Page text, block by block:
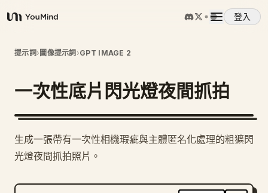
YouMind
登入
概覽
使用案例
提示詞› 圖像提示詞 ›GPT IMAGE 2
一次性底片閃光燈夜間抓拍
生成一張帶有一次性相機瑕疵與主體匿名化處理的粗獷閃
光燈夜間抓拍照片。